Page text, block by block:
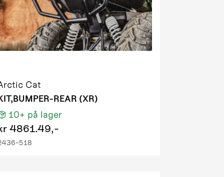
Cat
REAR (XR)
10+ på lager
4861.49,-
518